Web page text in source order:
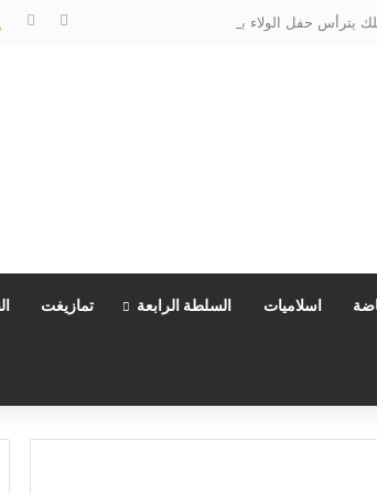
يترأس حفل الولاء بالقصر الملكي بتطوان
اسلاميات السلطة الرابعة تمازيغت